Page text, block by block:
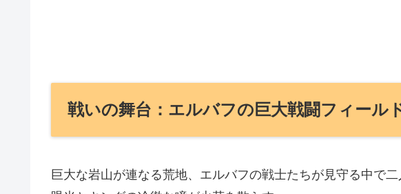
戦いの舞台：エルバフの巨大戦闘フィール
巨大な岩山が連なる荒地、エルバフの戦士たちが見守る中で